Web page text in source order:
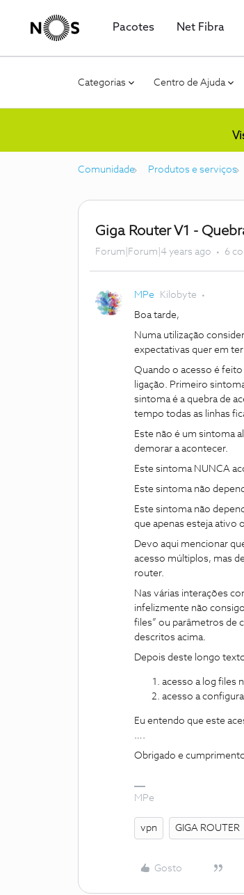
Pacotes Net Fibra
Categorias Centro de Ajuda
Comunidade Produtos e serviços
Giga Router V1 -
Forum|Forum|4 years ago 6
MPe Kilobyte
Boa tarde,
Numa utilização
expectativas quer em
Quando o acesso é
ligação. Primeiro
sintoma é a quebra de
tempo todas as linhas
Este não é um sintoma
demorar a acontecer.
Este sintoma NUNCA
Este sintoma não
Este sintoma não
que apenas esteja ativo
Devo aqui mencionar
acesso múltiplos, mas
router.
Nas várias interações
infelizmente não
files” ou parâmetros de
descritos acima.
Depois deste longo
acesso a log files
acesso a
Eu entendo que este
….
Obrigado e
MPe
vpn GIGA ROUTER
Gosto